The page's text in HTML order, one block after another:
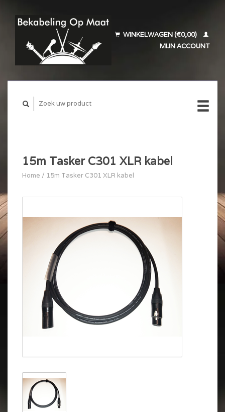
WINKELWAGEN (€0,00)
MIJN ACCOUNT
15m Tasker C301 XLR kabel
Home / 15m Tasker C301 XLR kabel